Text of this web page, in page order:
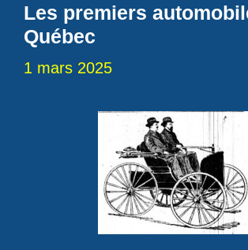
Les premiers
Québec
1 mars 2025